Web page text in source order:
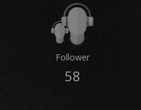
Follower
58